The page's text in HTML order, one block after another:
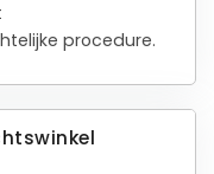
procedure.